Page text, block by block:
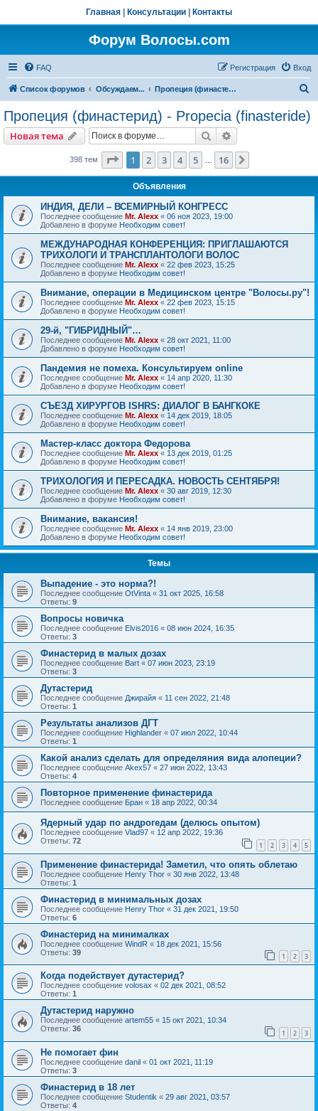
Главная Консультации Контакты
Форум Волосы.com
FAQ Вход
Регистрация
Список форумов Обсуждаем... Пропеция (финастерид) - Propecia (finasteride)
Пропеция (финастерид) - Propecia (finasteride)
Новая тема Поиск
398 тем Страница из 16
1 2 3 4 5 16
Объявления
ИНДИЯ, ДЕЛИ – ВСЕМИРНЫЙ КОНГРЕСС
Последнее сообщение Mr. Alexx « 06 ноя 2023, 19:00
Добавлено в форуме Необходим совет!
МЕЖДУНАРОДНАЯ КОНФЕРЕНЦИЯ: ПРИГЛАШАЮТСЯ
ТРИХОЛОГИ И ТРАНСПЛАНТОЛОГИ ВОЛОС
Последнее сообщение Mr. Alexx « 22 фев 2023, 15:25
Добавлено в форуме Необходим совет!
Внимание, операции в Медицинском центре "Волосы.ру"!
Последнее сообщение Mr. Alexx « 22 фев 2023, 15:15
Добавлено в форуме Необходим совет!
29-й, "ГИБРИДНЫЙ"…
Последнее сообщение Mr. Alexx « 28 окт 2021, 11:00
Добавлено в форуме Необходим совет!
Пандемия не помеха. Консультируем online
Последнее сообщение Mr. Alexx « 14 апр 2020, 11:30
Добавлено в форуме Необходим совет!
СЪЕЗД ХИРУРГОВ ISHRS: ДИАЛОГ В БАНГКОКЕ
Последнее сообщение Mr. Alexx « 14 дек 2019, 18:05
Добавлено в форуме Необходим совет!
Мастер-класс доктора Федорова
Последнее сообщение Mr. Alexx « 13 дек 2019, 01:25
Добавлено в форуме Необходим совет!
ТРИХОЛОГИЯ И ПЕРЕСАДКА. НОВОСТЬ СЕНТЯБРЯ!
Последнее сообщение Mr. Alexx « 30 авг 2019, 12:30
Добавлено в форуме Необходим совет!
Внимание, вакансия!
Последнее сообщение Mr. Alexx « 14 янв 2019, 23:00
Добавлено в форуме Необходим совет!
Темы
Выпадение - это норма?!
Последнее сообщение OtVinta « 31 окт 2025, 16:58
Ответы: 9
Вопросы новичка
Последнее сообщение Elvis2016 « 08 июн 2024, 16:35
Ответы: 3
Финастерид в малых дозах
Последнее сообщение Bart « 07 июн 2023, 23:19
Ответы: 3
Дутастерид
Последнее сообщение Джирайя « 11 сен 2022, 21:48
Ответы: 1
Результаты анализов ДГТ
Последнее сообщение Highlander « 07 июл 2022, 10:44
Ответы: 1
Какой анализ сделать для определяния вида алопеции?
Последнее сообщение Akex57 « 27 июн 2022, 13:43
Ответы: 4
Повторное применение финастерида
Последнее сообщение Бран « 18 апр 2022, 00:34
Ядерный удар по андрогедам (делюсь опытом)
Последнее сообщение Vlad97 « 12 апр 2022, 19:36
Ответы: 72 1 2 3 4 5
Применение финастерида! Заметил, что опять облетаю
Последнее сообщение Henry Thor « 30 янв 2022, 13:48
Ответы: 1
Финастерид в минимальных дозах
Последнее сообщение Henry Thor « 31 дек 2021, 19:50
Ответы: 6
Финастерид на минималках
Последнее сообщение WindR « 18 дек 2021, 15:56
Ответы: 39 1 2 3
Когда подействует дутастерид?
Последнее сообщение volosax « 02 дек 2021, 08:52
Ответы: 1
Дутастерид наружно
Последнее сообщение artem55 « 15 окт 2021, 10:34
Ответы: 36 1 2 3
Не помогает фин
Последнее сообщение danil « 01 окт 2021, 11:19
Ответы: 3
Финастерид в 18 лет
Последнее сообщение Studentik « 29 авг 2021, 03:57
Ответы: 4